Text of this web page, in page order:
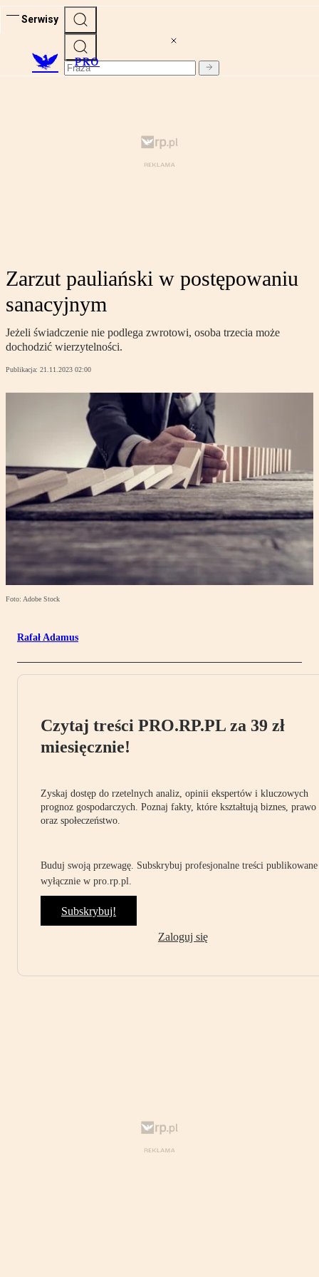
Serwisy
PRO
Zarzut pauliański w postępowaniu
sanacyjnym
Jeżeli świadczenie nie podlega zwrotowi, osoba trzecia może
dochodzić wierzytelności.
Publikacja: 21.11.2023 02:00
Foto: Adobe Stock
Rafał Adamus
Czytaj treści PRO.RP.PL za 39 zł
miesięcznie!
Zyskaj dostęp do rzetelnych analiz, opinii ekspertów i kluczowych
prognoz gospodarczych. Poznaj fakty, które kształtują biznes, prawo
oraz społeczeństwo.
Buduj swoją przewagę. Subskrybuj profesjonalne treści publikowane
wyłącznie w pro.rp.pl.
Subskrybuj!
Zaloguj się